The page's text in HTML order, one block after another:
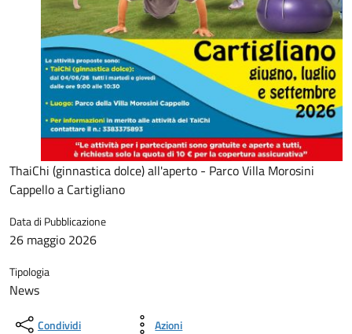
ThaiChi (ginnastica dolce) all'aperto - Parco Villa Morosini
Cappello a Cartigliano
Data di Pubblicazione
26 maggio 2026
Tipologia
News
Condividi Azioni